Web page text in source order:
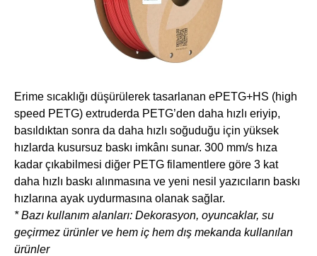
Erime sıcaklığı düşürülerek tasarlanan ePETG+HS (high
speed PETG) extruderda PETG’den daha hızlı eriyip,
basıldıktan sonra da daha hızlı soğuduğu için yüksek
hızlarda kusursuz baskı imkânı sunar. 300 mm/s hıza
kadar çıkabilmesi diğer PETG filamentlere göre 3 kat
daha hızlı baskı alınmasına ve yeni nesil yazıcıların baskı
hızlarına ayak uydurmasına olanak sağlar.
* Bazı kullanım alanları: Dekorasyon, oyuncaklar, su
geçirmez ürünler ve hem iç hem dış mekanda kullanılan
ürünler